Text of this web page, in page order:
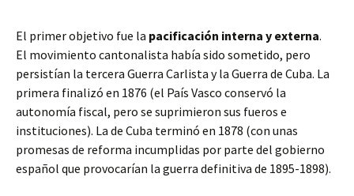
El primer objetivo fue la pacificación interna y externa.
El movimiento cantonalista había sido sometido, pero
persistían la tercera Guerra Carlista y la Guerra de Cuba. La
primera finalizó en 1876 (el País Vasco conservó la
autonomía fiscal, pero se suprimieron sus fueros e
instituciones). La de Cuba terminó en 1878 (con unas
promesas de reforma incumplidas por parte del gobierno
español que provocarían la guerra definitiva de 1895-1898).